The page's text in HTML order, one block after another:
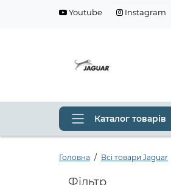
Youtube Instagram
Каталог товарів
Головна Всі товари Jaguar
Фільтр